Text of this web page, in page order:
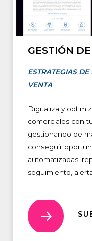
GESTIÓN
ESTRATEGIAS
VENTA
Digitaliza y
comerciales con
gestionando de
conseguir
automatizadas:
seguimiento,